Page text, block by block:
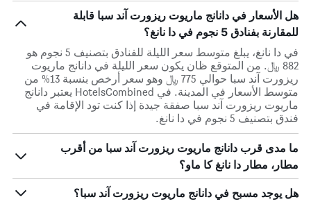
هل الأسعار في دانانج ماريوت ريزورت آند سبا قابلة
للمقارنة بفنادق 5 نجوم في دا نانغ؟
في دا نانغ، يبلغ متوسط ​​سعر الليلة للفنادق بتصنيف 5 نجوم هو
882 ﷼. من المتوقع ظان يكون سعر الليلة في دانانج ماريوت
ريزورت آند سبا حوالي 775 ﷼ وهو سعر أرخص بنسبة 13% من
متوسط الأسعار في المدينة. في HotelsCombined يعتبر دانانج
ماريوت ريزورت آند سبا صفقة جيدة إذا كنت تود الإقامة في
فندق بتصنيف 5 نجوم في دا نانغ.
ما مدى قرب دانانج ماريوت ريزورت آند سبا من أقرب
مطار، مطار دا نانغ كا ماو؟
هل يوجد مسبح في دانانج ماريوت ريزورت آند سبا؟